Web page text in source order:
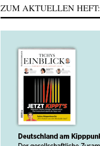
ZUM AKTUELLEN HEFT: